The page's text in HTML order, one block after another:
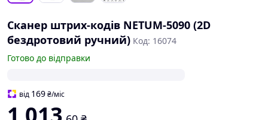
Сканер штрих-кодів NETUM-5090 (2D
бездротовий ручний) Код: 16074
Готово до відправки
від 169₴/міс